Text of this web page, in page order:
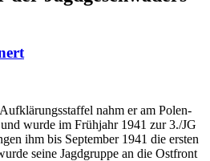
nahm er am Polen-
wurde im Frühjahr 1941 zur 3./JG
ihm bis September 1941 die ersten
seine Jagdgruppe an die Ostfront